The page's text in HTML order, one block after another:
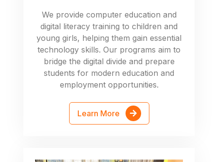
We provide computer education and
digital literacy training to children and
young girls, helping them gain essential
technology skills. Our programs aim to
bridge the digital divide and prepare
students for modern education and
employment opportunities.
Learn More